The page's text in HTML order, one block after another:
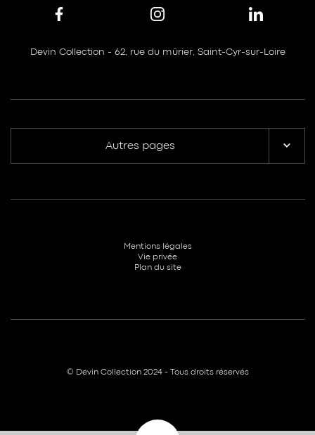
Devin Collection - 62, rue du mûrier, Saint-Cyr-sur-Loire
Autres pages
© Devin Collection 2024 - Tous droits réservés
Mentions légales
Vie privée
Plan du site